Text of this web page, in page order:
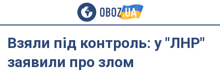
Взяли під контроль: у "ЛНР"
заявили про злом